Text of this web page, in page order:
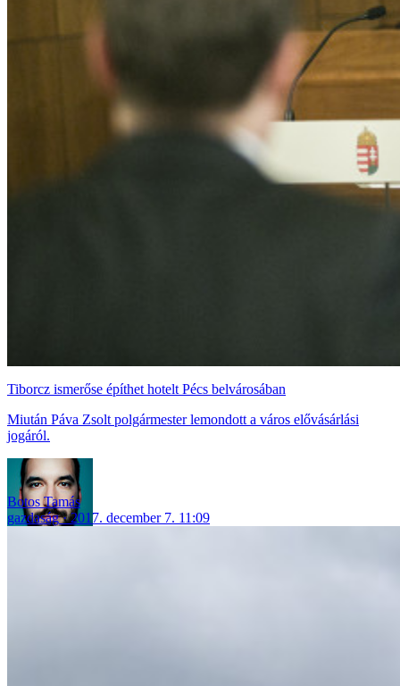
Tiborcz ismerőse építhet hotelt Pécs belvárosában
Miután Páva Zsolt polgármester lemondott a város elővásárlási
jogáról.
Botos Tamás
gazdaság
2017. december 7. 11:09